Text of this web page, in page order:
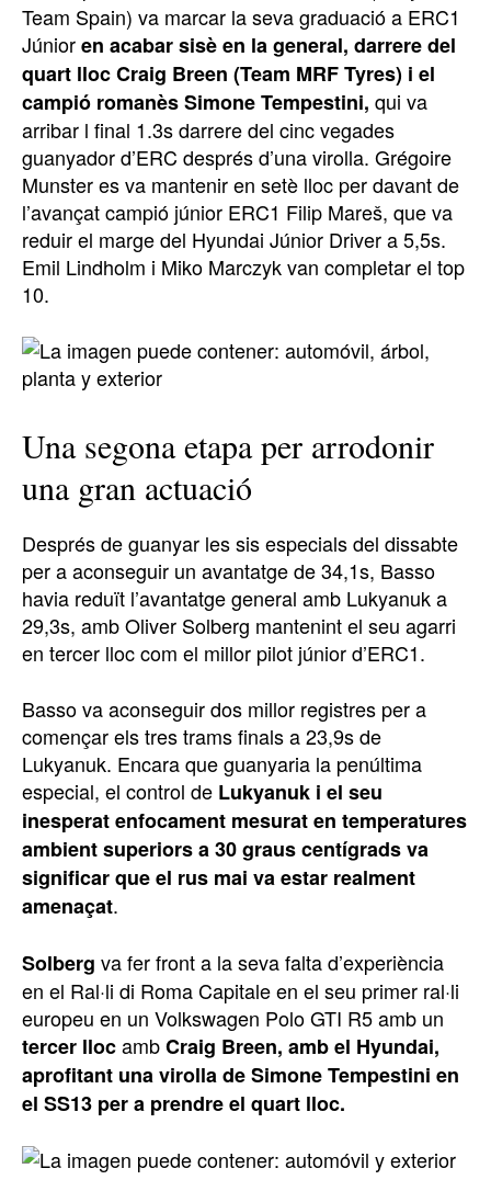
Team Spain) va marcar la seva graduació a ERC1
Júnioren acabar sisè en la general, darrere del
quart lloc Craig Breen (Team MRF Tyres) i el
campió romanès Simone Tempestini, qui va
arribar l final 1.3s darrere del cinc vegades
guanyador d’ERC després d’una virolla. Grégoire
Munster es va mantenir en setè lloc per davant de
l’avançat campió júnior ERC1 Filip Mareš, que va
reduir el marge del Hyundai Júnior Driver a 5,5s.
Emil Lindholm i Miko Marczyk van completar el top
10.
Una segona etapa per arrodonir
una gran actuació
Després de guanyar les sis especials del dissabte
per a aconseguir un avantatge de 34,1s, Basso
havia reduït l’avantatge general amb Lukyanuk a
29,3s, amb Oliver Solberg mantenint el seu agarri
en tercer lloc com el millor pilot júnior d’ERC1.
Basso va aconseguir dos millor registres per a
començar els tres trams finals a 23,9s de
Lukyanuk. Encara que guanyaria la penúltima
especial, el control de Lukyanuk i el seu
inesperat enfocament mesurat en temperatures
ambient superiors a 30 graus centígrads va
significar que el rus mai va estar realment
amenaçat.
Solberg va fer front a la seva falta d’experiència
en el Ral·li di Roma Capitale en el seu primer ral·li
europeu en un Volkswagen Polo GTI R5 amb un
tercer llocambCraig Breen, amb el Hyundai,
aprofitant una virolla de Simone Tempestini en
el SS13 per a prendre el quart lloc.